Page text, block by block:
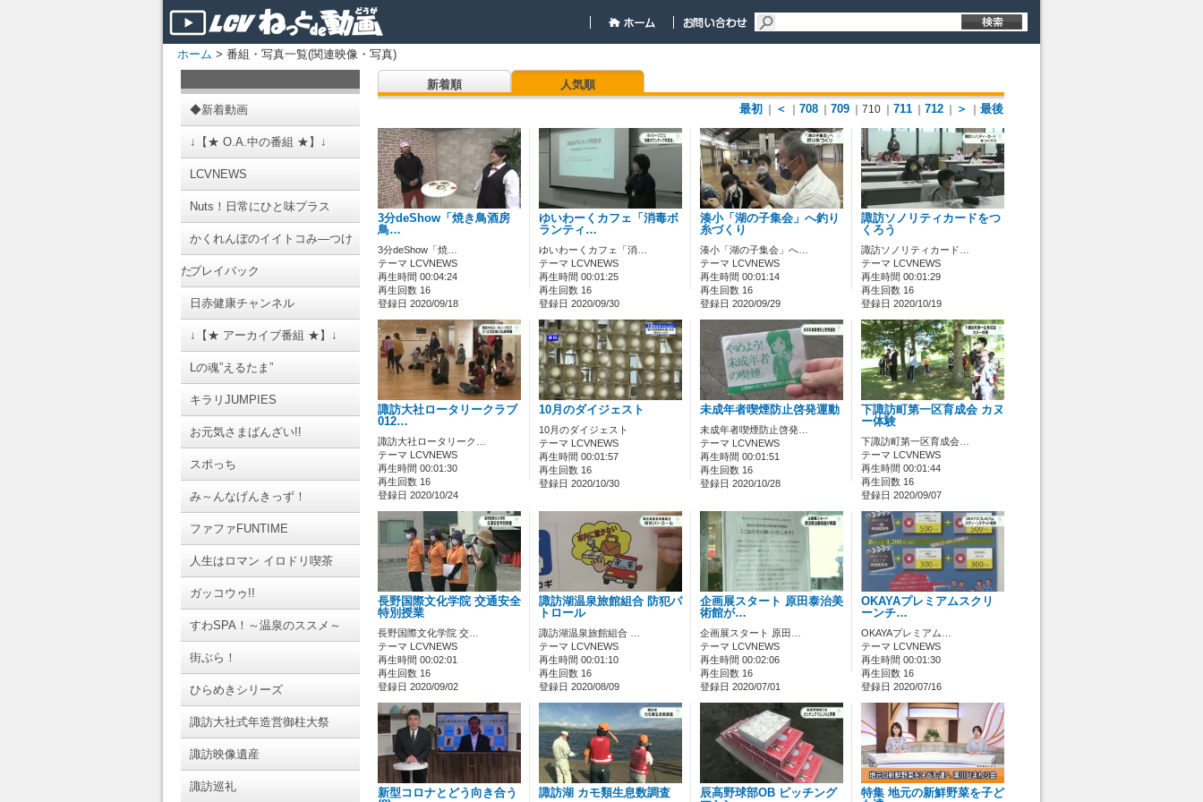
ホーム > 番組・写真一覧(関連映像・写真)
◆新着動画
↓【★ O.A.中の番組 ★】↓
LCVNEWS
Nuts！日常にひと味プラス
かくれんぼのイイトコみ―つけ
たプレイバック
日赤健康チャンネル
↓【★ アーカイブ番組 ★】↓
Lの魂”えるたま”
キラリJUMPIES
お元気さまばんざい!!
スポっち
み～んなげんきっず！
ファファFUNTIME
人生はロマン イロドリ喫茶
ガッコウゥ!!
すわSPA！～温泉のススメ～
街ぶら！
ひらめきシリーズ
諏訪大社式年造営御柱大祭
諏訪映像遺産
諏訪巡礼
新着順
人気順
最初
＜ 708 709 ｜710 711 712 ＞ 最後
3分deShow「焼き鳥酒房
鳥…
3分deShow「焼…
テーマ LCVNEWS
再生時間 00:04:24
再生回数 16
登録日 2020/09/18
ゆいわーくカフェ「消毒ボ
ランティ…
ゆいわーくカフェ「消…
テーマ LCVNEWS
再生時間 00:01:25
再生回数 16
登録日 2020/09/30
湊小「湖の子集会」へ釣り
糸づくり
湊小「湖の子集会」へ…
テーマ LCVNEWS
再生時間 00:01:14
再生回数 16
登録日 2020/09/29
諏訪ソノリティカードをつ
くろう
諏訪ソノリティカード…
テーマ LCVNEWS
再生時間 00:01:29
再生回数 16
登録日 2020/10/19
諏訪大社ロータリークラブ
012…
諏訪大社ロータリーク…
テーマ LCVNEWS
再生時間 00:01:30
再生回数 16
登録日 2020/10/24
10月のダイジェスト
10月のダイジェスト
テーマ LCVNEWS
再生時間 00:01:57
再生回数 16
登録日 2020/10/30
未成年者喫煙防止啓発運動
未成年者喫煙防止啓発…
テーマ LCVNEWS
再生時間 00:01:51
再生回数 16
登録日 2020/10/28
下諏訪町第一区育成会 カヌ
ー体験
下諏訪町第一区育成会…
テーマ LCVNEWS
再生時間 00:01:44
再生回数 16
登録日 2020/09/07
長野国際文化学院 交通安全
特別授業
長野国際文化学院 交…
テーマ LCVNEWS
再生時間 00:02:01
再生回数 16
登録日 2020/09/02
諏訪湖温泉旅館組合 防犯パ
トロール
諏訪湖温泉旅館組合 …
テーマ LCVNEWS
再生時間 00:01:10
再生回数 16
登録日 2020/08/09
企画展スタート 原田泰治美
術館が…
企画展スタート 原田…
テーマ LCVNEWS
再生時間 00:02:06
再生回数 16
登録日 2020/07/01
OKAYAプレミアムスクリ
ーンチ…
OKAYAプレミアム…
テーマ LCVNEWS
再生時間 00:01:30
再生回数 16
登録日 2020/07/16
新型コロナとどう向き合う
諏訪湖 カモ類生息数調査
辰高野球部OB ピッチング
特集 地元の新鮮野菜を子ど